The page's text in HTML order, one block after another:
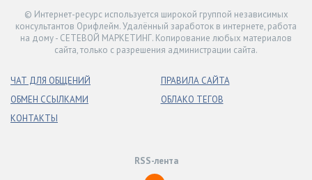
© Интернет-ресурс используется широкой группой независимых
консультантов Орифлейм. Удалённый заработок в интернете, работа
на дому - СЕТЕВОЙ МАРКЕТИНГ. Копирование любых материалов
сайта, только с разрешения администрации сайта.
ЧАТ ДЛЯ ОБЩЕНИЙ
ОБМЕН ССЫЛКАМИ
КОНТАКТЫ
ПРАВИЛА САЙТА
ОБЛАКО ТЕГОВ
RSS-лента